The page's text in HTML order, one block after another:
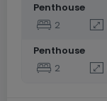
Penthouse
2
Penthouse
2